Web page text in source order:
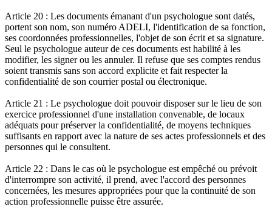
Article 20 : Les documents émanant d'un psychologue sont datés,
portent son nom, son numéro ADELI, l'identification de sa fonction,
ses coordonnées professionnelles, l'objet de son écrit et sa signature.
Seul le psychologue auteur de ces documents est habilité à les
modifier, les signer ou les annuler. Il refuse que ses comptes rendus
soient transmis sans son accord explicite et fait respecter la
confidentialité de son courrier postal ou électronique.
Article 21 : Le psychologue doit pouvoir disposer sur le lieu de son
exercice professionnel d'une installation convenable, de locaux
adéquats pour préserver la confidentialité, de moyens techniques
suffisants en rapport avec la nature de ses actes professionnels et des
personnes qui le consultent.
Article 22 : Dans le cas où le psychologue est empêché ou prévoit
d'interrompre son activité, il prend, avec l'accord des personnes
concernées, les mesures appropriées pour que la continuité de son
action professionnelle puisse être assurée.